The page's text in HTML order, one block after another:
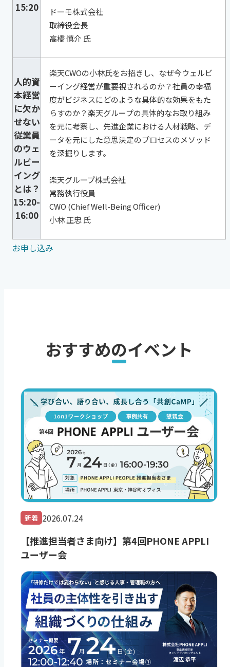
15:20
ドーモ株式会社
取締役会長
高橋 慎介 氏
人的資
本経営
に欠か
せない
従業員
のウェ
ルビー
イング
とは？
15:20-
16:00
楽天CWOの小林氏をお招きし、なぜ今ウェルビ
ーイング経営が重要視されるのか？社員の幸福
度がビジネスにどのような具体的な効果をもた
らすのか？楽天グループの具体的なお取り組み
を元に考察し、先進企業における人材戦略、デ
ータを元にした意思決定のプロセスのメソッド
を深掘りします。
楽天グループ株式会社
常務執行役員
CWO (Chief Well-Being Officer)
小林 正忠 氏
お申し込み
おすすめのイベント
新着 2026.07.24
【推進担当者さま向け】第4回PHONE APPLI
ユーザー会